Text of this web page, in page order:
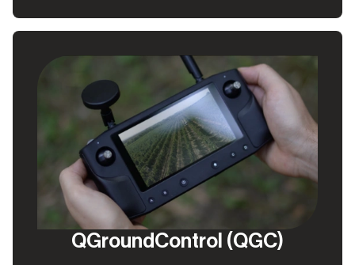
QGroundControl (QGC)